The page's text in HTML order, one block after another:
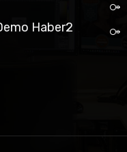
Haber2